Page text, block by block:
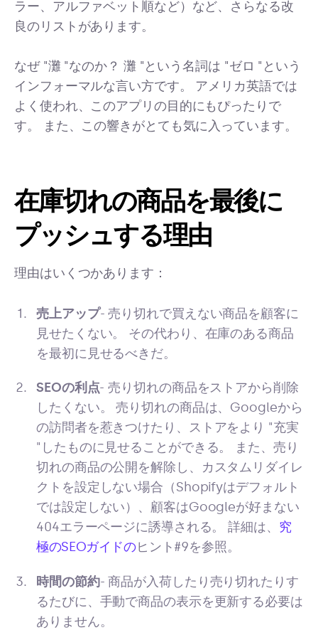
ラー、アルファベット順など）など、さらなる改
良のリストがあります。
なぜ "灘 "なのか？ 灘 "という名詞は "ゼロ "という
インフォーマルな言い方です。 アメリカ英語では
よく使われ、このアプリの目的にもぴったりで
す。 また、この響きがとても気に入っています。
在庫切れの商品を最後に
プッシュする理由
理由はいくつかあります：
売上アップ- 売り切れで買えない商品を顧客に
見せたくない。 その代わり、在庫のある商品
を最初に見せるべきだ。
SEOの利点- 売り切れの商品をストアから削除
したくない。 売り切れの商品は、Googleから
の訪問者を惹きつけたり、ストアをより "充実
"したものに見せることができる。 また、売り
切れの商品の公開を解除し、カスタムリダイレ
クトを設定しない場合（Shopifyはデフォルト
では設定しない）、顧客はGoogleが好まない
404エラーページに誘導される。 詳細は、 究
極のSEOガイドのヒント#9を参照。
時間の節約- 商品が入荷したり売り切れたりす
るたびに、手動で商品の表示を更新する必要は
ありません。